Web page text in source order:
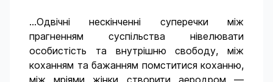
...Одвічні нескінченні суперечки між
прагненням суспільства нівелювати
особистість та внутрішню свободу, між
коханням та бажанням помститися коханню,
між мріями жінки створити аеродром —